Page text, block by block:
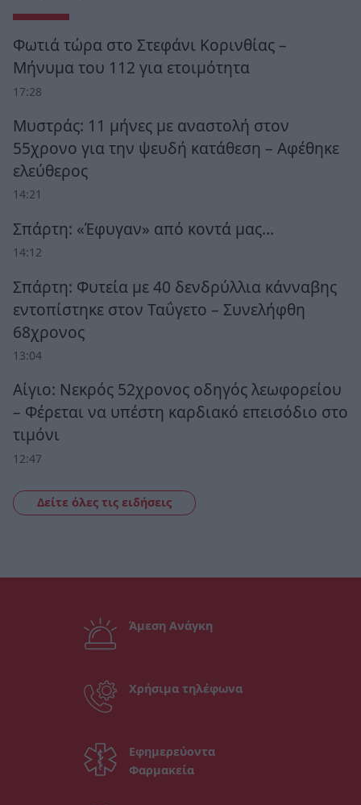
Φωτιά τώρα στο Στεφάνι Κορινθίας –
Μήνυμα του 112 για ετοιμότητα
17:28
Μυστράς: 11 μήνες με αναστολή στον
55χρονο για την ψευδή κατάθεση – Αφέθηκε
ελεύθερος
14:21
Σπάρτη: «Έφυγαν» από κοντά μας…
14:12
Σπάρτη: Φυτεία με 40 δενδρύλλια κάνναβης
εντοπίστηκε στον Ταΰγετο – Συνελήφθη
68χρονος
13:04
Αίγιο: Νεκρός 52χρονος οδηγός λεωφορείου
– Φέρεται να υπέστη καρδιακό επεισόδιο στο
τιμόνι
12:47
Δείτε όλες τις ειδήσεις
Άμεση Ανάγκη
Χρήσιμα τηλέφωνα
Εφημερεύοντα
Φαρμακεία